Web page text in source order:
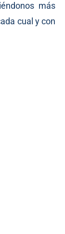
más
cual y con